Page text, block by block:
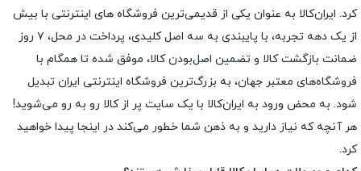
کرد. ایران‌کالا به عنوان یکی از قدیمی‌ترین فروشگاه های اینترنتی با بیش
از یک دهه تجربه، با پایبندی به سه اصل کلیدی، پرداخت در محل، ۷ روز
ضمانت بازگشت کالا و تضمین اصل‌بودن کالا، موفق شده تا همگام با
فروشگاه‌های معتبر جهان، به بزرگ‌ترین فروشگاه اینترنتی ایران تبدیل
شود. به محض ورود به ایران‌کالا با یک سایت پر از کالا رو به رو می‌شوید!
هر آنچه که نیاز دارید و به ذهن شما خطور می‌کند در اینجا پیدا خواهید
کرد.